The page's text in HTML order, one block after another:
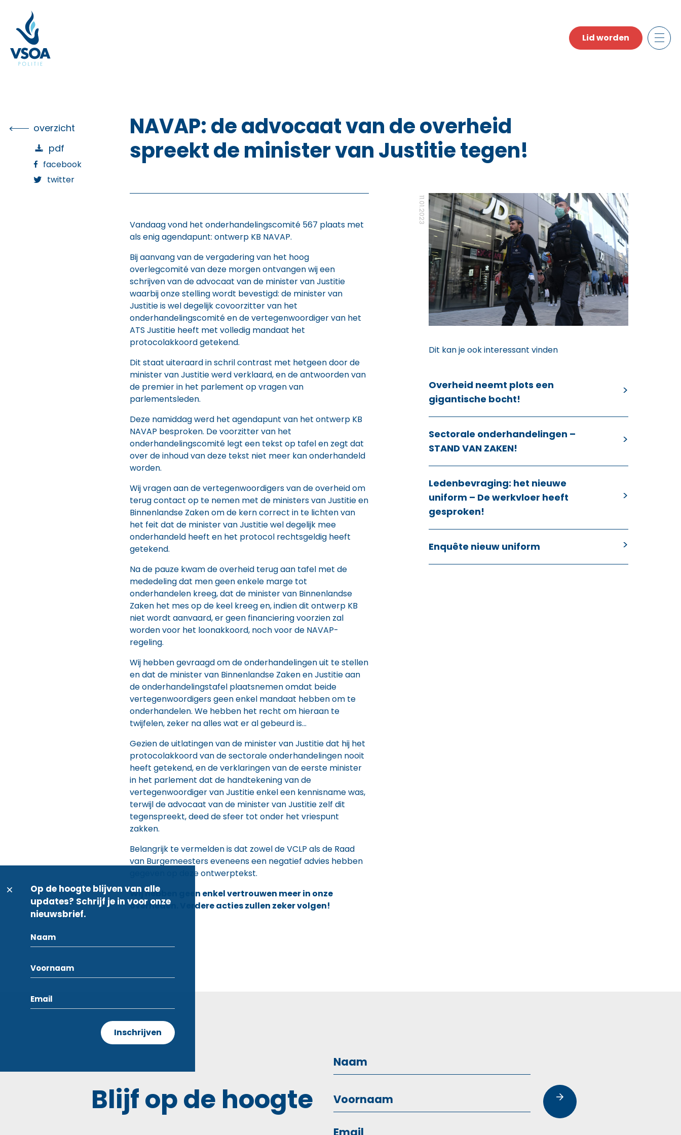
content
Lid worden
overzicht
pdf
facebook
twitter
NAVAP: de advocaat van de overheid
spreekt de minister van Justitie tegen!
Vandaag vond het onderhandelingscomité 567 plaats met
als enig agendapunt: ontwerp KB NAVAP.
Bij aanvang van de vergadering van het hoog
overlegcomité van deze morgen ontvangen wij een
schrijven van de advocaat van de minister van Justitie
waarbij onze stelling wordt bevestigd: de minister van
Justitie is wel degelijk covoorzitter van het
onderhandelingscomité en de vertegenwoordiger van het
ATS Justitie heeft met volledig mandaat het
protocolakkoord getekend.
Dit staat uiteraard in schril contrast met hetgeen door de
minister van Justitie werd verklaard, en de antwoorden van
de premier in het parlement op vragen van
parlementsleden.
Deze namiddag werd het agendapunt van het ontwerp KB
NAVAP besproken. De voorzitter van het
onderhandelingscomité legt een tekst op tafel en zegt dat
over de inhoud van deze tekst niet meer kan onderhandeld
worden.
Wij vragen aan de vertegenwoordigers van de overheid om
terug contact op te nemen met de ministers van Justitie en
Binnenlandse Zaken om de kern correct in te lichten van
het feit dat de minister van Justitie wel degelijk mee
onderhandeld heeft en het protocol rechtsgeldig heeft
getekend.
Na de pauze kwam de overheid terug aan tafel met de
mededeling dat men geen enkele marge tot
onderhandelen kreeg, dat de minister van Binnenlandse
Zaken het mes op de keel kreeg en, indien dit ontwerp KB
niet wordt aanvaard, er geen financiering voorzien zal
worden voor het loonakkoord, noch voor de NAVAP-
regeling.
Wij hebben gevraagd om de onderhandelingen uit te stellen
en dat de minister van Binnenlandse Zaken en Justitie aan
de onderhandelingstafel plaatsnemen omdat beide
vertegenwoordigers geen enkel mandaat hebben om te
onderhandelen. We hebben het recht om hieraan te
twijfelen, zeker na alles wat er al gebeurd is…
Gezien de uitlatingen van de minister van Justitie dat hij het
protocolakkoord van de sectorale onderhandelingen nooit
heeft getekend, en de verklaringen van de eerste minister
in het parlement dat de handtekening van de
vertegenwoordiger van Justitie enkel een kennisname was,
terwijl de advocaat van de minister van Justitie zelf dit
tegenspreekt, deed de sfeer tot onder het vriespunt
zakken.
Belangrijk te vermelden is dat zowel de VCLP als de Raad
van Burgemeesters eveneens een negatief advies hebben
gegeven op deze ontwerptekst.
Wij hebben geen enkel vertrouwen meer in onze
overheden. Verdere acties zullen zeker volgen!
11.01.2023
Dit kan je ook interessant vinden
Overheid neemt plots een
gigantische bocht!
Sectorale onderhandelingen –
STAND VAN ZAKEN!
Ledenbevraging: het nieuwe
uniform – De werkvloer heeft
gesproken!
Enquête nieuw uniform
Blijf op de hoogte
Op de hoogte blijven van alle
updates? Schrijf je in voor onze
nieuwsbrief.